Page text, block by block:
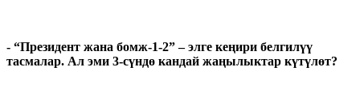
- “Президент жана бомж-1-2” – элге кеңири белгилүү
тасмалар. Ал эми 3-сүндө кандай жаңылыктар күтүлөт?